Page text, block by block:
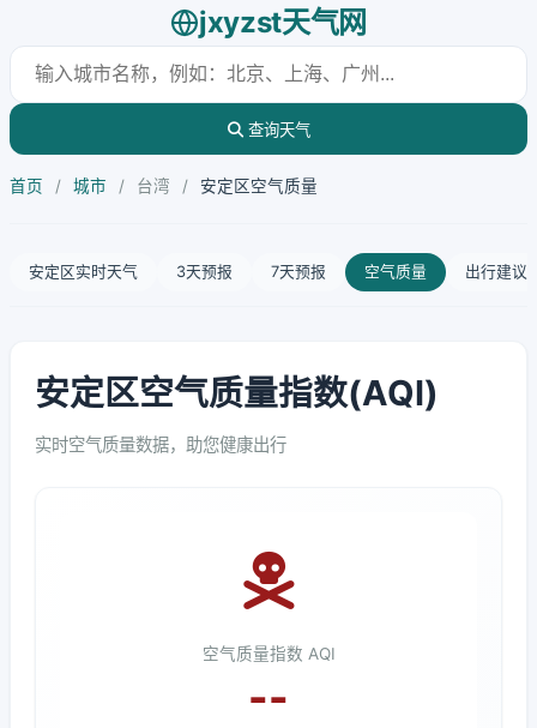
jxyzst天气网
查询天气
首页 / 城市 / 台湾 / 安定区空气质量
安定区实时天气 3天预报 7天预报 空气质量 出行建议
安定区空气质量指数(AQI)
实时空气质量数据，助您健康出行
空气质量指数 AQI
--